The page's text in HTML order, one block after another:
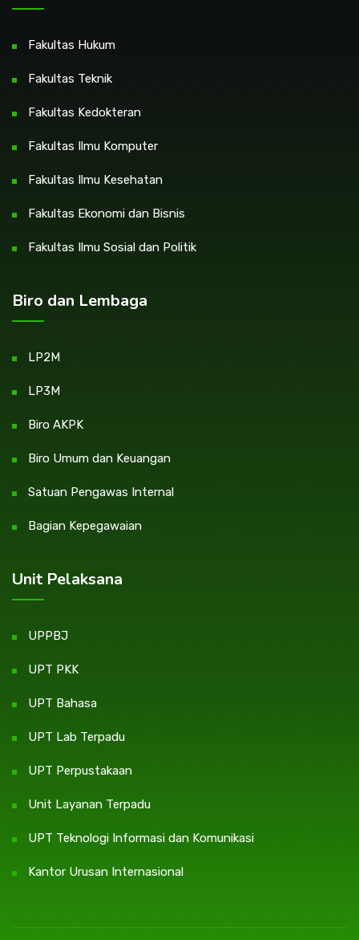
Fakultas Hukum
Fakultas Teknik
Fakultas Kedokteran
Fakultas Ilmu Komputer
Fakultas Ilmu Kesehatan
Fakultas Ekonomi dan Bisnis
Fakultas Ilmu Sosial dan Politik
Biro dan Lembaga
LP2M
LP3M
Biro AKPK
Biro Umum dan Keuangan
Satuan Pengawas Internal
Bagian Kepegawaian
Unit Pelaksana
UPPBJ
UPT PKK
UPT Bahasa
UPT Lab Terpadu
UPT Perpustakaan
Unit Layanan Terpadu
UPT Teknologi Informasi dan Komunikasi
Kantor Urusan Internasional